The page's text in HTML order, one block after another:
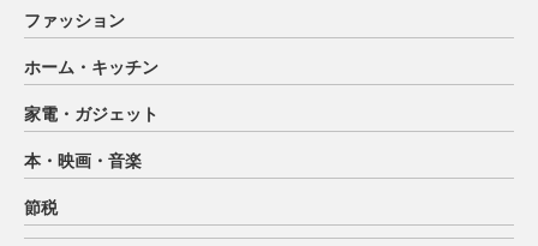
ファッション
ホーム・キッチン
家電・ガジェット
本・映画・音楽
節税